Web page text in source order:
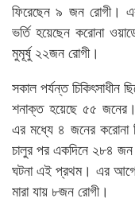
ফিরেছেন ৯ জন রোগী।
ভর্তি হয়েছেন করোনা
মুমূর্ষু ২২জন রোগী।
সকাল পর্যন্ত চিকিৎসাধীন
শনাক্ত হয়েছে ৫৫
এর মধ্যে ৪ জনের করোনা
চালুর পর একদিনে ২৮৪ জন
ঘটনা এই প্রথম। এর
মারা যায় ৮জন রোগী।